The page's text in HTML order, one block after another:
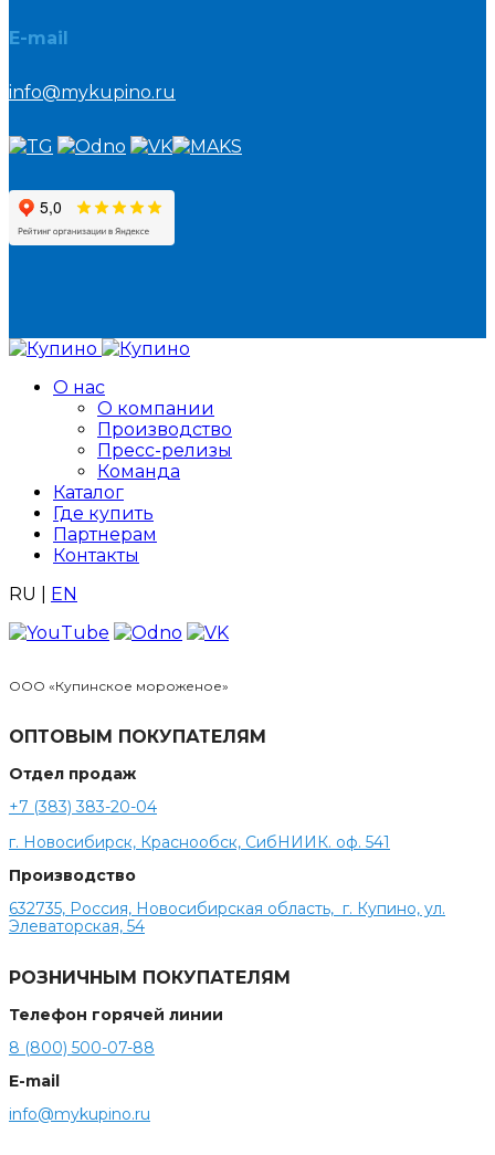
E-mail
info@mykupino.ru
О нас
О компании
Производство
Пресс-релизы
Команда
Каталог
Где купить
Партнерам
Контакты
RU
EN
ООО «Купинское мороженое»
ОПТОВЫМ ПОКУПАТЕЛЯМ
Отдел продаж
+7 (383) 383-20-04
г. Новосибирск, Краснообск, СибНИИК. оф. 541
Производство
632735, Россия, Новосибирская область, г. Купино, ул.
Элеваторская, 54
РОЗНИЧНЫМ ПОКУПАТЕЛЯМ
Телефон горячей линии
8 (800) 500-07-88
E-mail
info@mykupino.ru